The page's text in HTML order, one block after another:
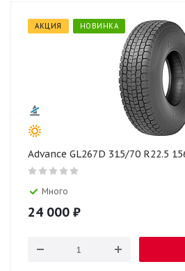
АКЦИЯ НОВИНКА
Advance GL267D 315/70 R22.5
Много
24 000 ₽